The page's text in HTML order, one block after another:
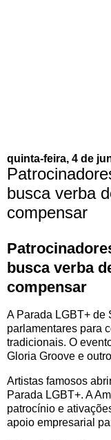
quinta-feira, 4 de
busca verba
compensar
busca verba
compensar
A Parada LGBT+ de
parlamentares para
tradicionais. O
Gloria Groove e
Artistas famosos
Parada LGBT+. A
patrocínio e
apoio empresarial